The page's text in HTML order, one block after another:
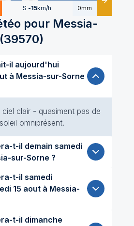
S -15km/h 0mm Détails
pour Messia-
(39570)
il aujourd'hui
clair - quasiment pas de
omniprésent.
demain samedi
sur-Sorne ?
t-il samedi
t-il dimanche